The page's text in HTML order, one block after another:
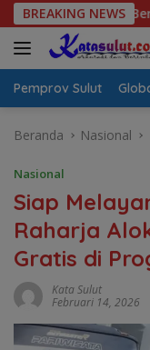
Langsung
ke
konten
BREAKING NEWS
Bersih Malalayang
Pemprov Sulut
Beranda Nasional
Nasional
Siap
Raharja
Gratis di
Kata Sulut
Februari 14, 2026